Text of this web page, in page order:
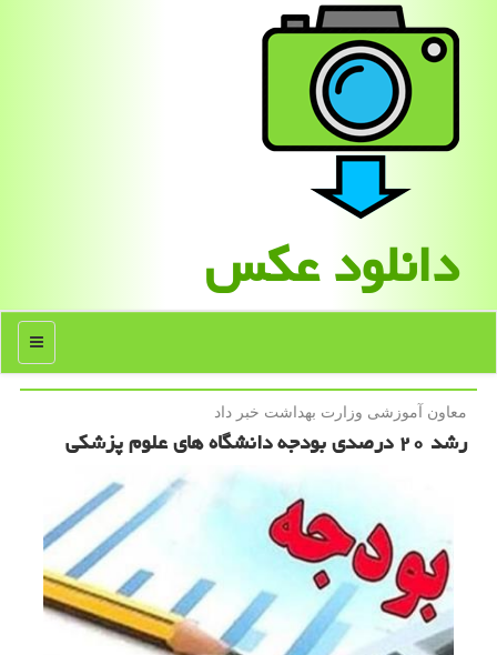
دانلود عكس
منو
معاون آموزشی وزارت بهداشت خبر داد
رشد ۲۰ درصدی بودجه دانشگاه های علوم پزشکی